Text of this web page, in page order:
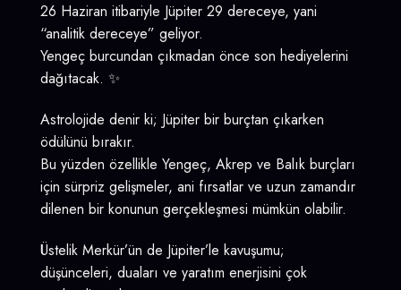
26 Haziran itibariyle Jüpiter 29 dereceye, yani
“analitik dereceye” geliyor.
Yengeç burcundan çıkmadan önce son hediyelerini
dağıtacak. ✨
Astrolojide denir ki; Jüpiter bir burçtan çıkarken
ödülünü bırakır.
Bu yüzden özellikle Yengeç, Akrep ve Balık burçları
için sürpriz gelişmeler, ani fırsatlar ve uzun zamandır
dilenen bir konunun gerçekleşmesi mümkün olabilir.
Üstelik Merkür’ün de Jüpiter’le kavuşumu;
düşünceleri, duaları ve yaratım enerjisini çok